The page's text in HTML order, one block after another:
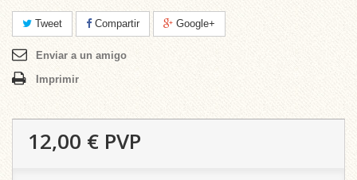
Tweet Compartir Google+
Enviar a un amigo
Imprimir
12,00 € PVP